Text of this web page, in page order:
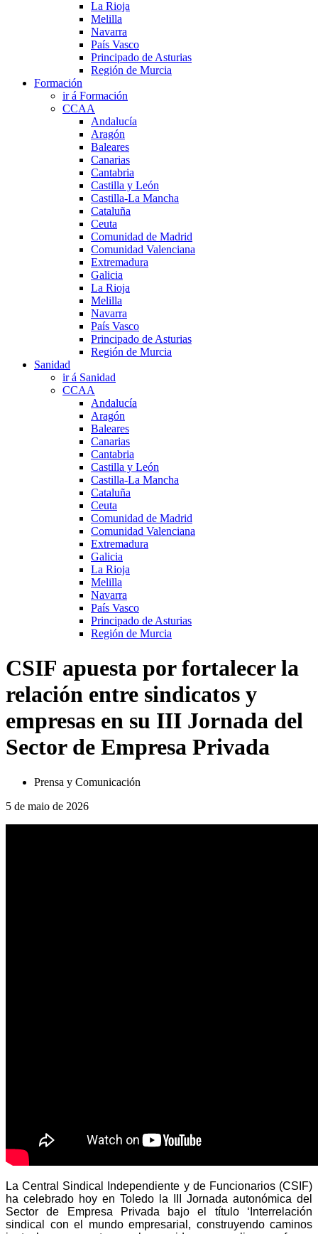
La Rioja
Melilla
Navarra
País Vasco
Principado de Asturias
Región de Murcia
Formación
ir á Formación
CCAA
Andalucía
Aragón
Baleares
Canarias
Cantabria
Castilla y León
Castilla-La Mancha
Cataluña
Ceuta
Comunidad de Madrid
Comunidad Valenciana
Extremadura
Galicia
La Rioja
Melilla
Navarra
País Vasco
Principado de Asturias
Región de Murcia
Sanidad
ir á Sanidad
CCAA
Andalucía
Aragón
Baleares
Canarias
Cantabria
Castilla y León
Castilla-La Mancha
Cataluña
Ceuta
Comunidad de Madrid
Comunidad Valenciana
Extremadura
Galicia
La Rioja
Melilla
Navarra
País Vasco
Principado de Asturias
Región de Murcia
CSIF apuesta por fortalecer la
relación entre sindicatos y
empresas en su III Jornada del
Sector de Empresa Privada
Prensa y Comunicación
5 de maio de 2026
La Central Sindical Independiente y de Funcionarios (CSIF)
ha celebrado hoy en Toledo la III Jornada autonómica del
Sector de Empresa Privada bajo el título ‘Interrelación
sindical con el mundo empresarial, construyendo caminos